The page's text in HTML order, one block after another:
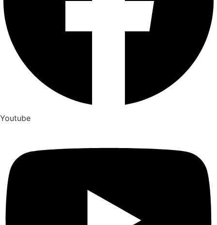
Youtube